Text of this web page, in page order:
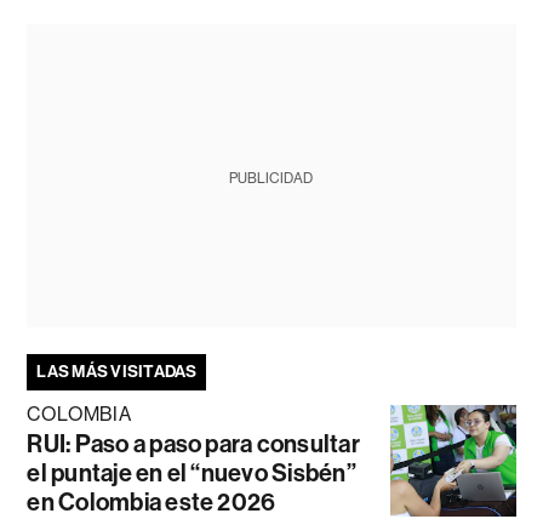
PUBLICIDAD
LAS MÁS VISITADAS
COLOMBIA
RUI: Paso a paso para consultar
el puntaje en el “nuevo Sisbén”
en Colombia este 2026